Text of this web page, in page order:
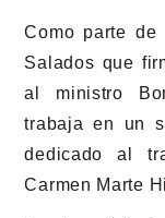
Como parte de
Salados que
al ministro
trabaja en un
dedicado al
Carmen Marte